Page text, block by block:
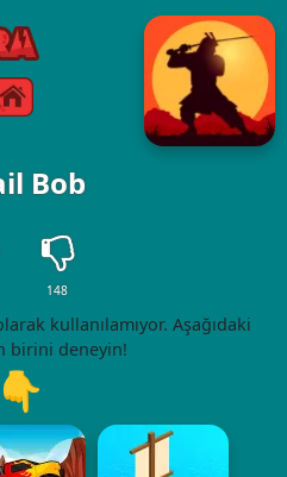
Bob
148
kullanılamıyor. Aşağıdaki
birini deneyin!
👇